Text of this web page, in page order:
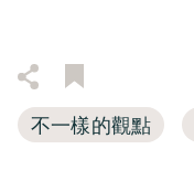
不一樣的觀點